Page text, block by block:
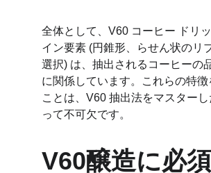
全体として、V60 コーヒー ドリ
イン要素 (円錐形、らせん状のリ
選択) は、抽出されるコーヒーの
に関係しています。これらの特徴
ことは、V60 抽出法をマスターし
って不可欠です。
V60醸造に必